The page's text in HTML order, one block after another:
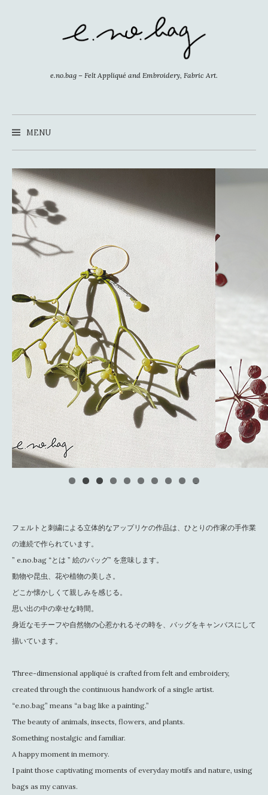
ッ
プ
e.no.bag – Felt Appliqué and Embroidery, Fabric Art.
MENU
0
フェルトと刺繍による立体的なアップリケの作品は、ひとりの作家の手作業
の連続で作られています。
” e.no.bag “とは ” 絵のバッグ” を意味します。
動物や昆虫、花や植物の美しさ。
どこか懐かしくて親しみを感じる。
思い出の中の幸せな時間。
身近なモチーフや自然物の心惹かれるその時を、バッグをキャンバスにして
描いています。
Three-dimensional appliqué is crafted from felt and embroidery,
created through the continuous handwork of a single artist.
“e.no.bag” means “a bag like a painting.”
The beauty of animals, insects, flowers, and plants.
Something nostalgic and familiar.
A happy moment in memory.
I paint those captivating moments of everyday motifs and nature, using
bags as my canvas.